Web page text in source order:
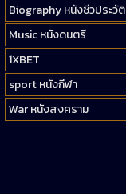
Biography หนังชีวประวัติ
Music หนังดนตรี
1XBET
sport หนังกีฬา
War หนังสงคราม